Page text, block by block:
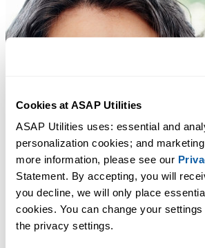
Cookies at ASAP Utilities
ASAP Utilities uses: essential and
personalization cookies; and
more information, please see our
Statement. By accepting, you will
you decline, we will only place
cookies. You can change your
the privacy settings.